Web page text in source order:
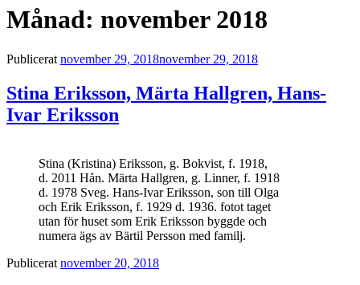
Månad: november 2018
Publicerat november 29, 2018november 29, 2018
Stina Eriksson, Märta Hallgren, Hans-
Ivar Eriksson
Stina (Kristina) Eriksson, g. Bokvist, f. 1918,
d. 2011 Hån. Märta Hallgren, g. Linner, f. 1918
d. 1978 Sveg. Hans-Ivar Eriksson, son till Olga
och Erik Eriksson, f. 1929 d. 1936. fotot taget
utan för huset som Erik Eriksson byggde och
numera ägs av Bärtil Persson med familj.
Publicerat november 20, 2018